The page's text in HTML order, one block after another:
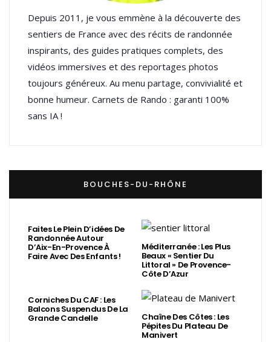
Depuis 2011, je vous emmène à la découverte des
sentiers de France avec des récits de randonnée
inspirants, des guides pratiques complets, des
vidéos immersives et des reportages photos
toujours généreux. Au menu partage, convivialité et
bonne humeur. Carnets de Rando : garanti 100%
sans IA !
BOUCHES-DU-RHÔNE
Faites Le Plein D’idées De
Randonnée Autour
D’Aix-En-Provence À
Faire Avec Des Enfants !
Méditerranée : Les Plus
Beaux « Sentier Du
Littoral » De Provence-
Côte D’Azur
Corniches Du CAF : Les
Balcons Suspendus De La
Grande Candelle Chaîne Des Côtes : Les
Pépites Du Plateau De
Manivert